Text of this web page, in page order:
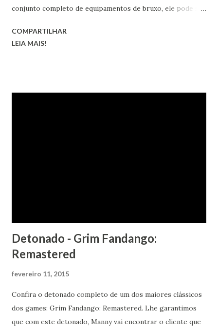
conjunto completo de equipamentos de bruxo, ele pode ser
e grão-mestre.
COMPARTILHAR
LEIA MAIS!
Detonado - Grim Fandango:
Remastered
fevereiro 11, 2015
Confira o detonado completo de um dos maiores clássicos
dos games: Grim Fandango: Remastered. Lhe garantimos
que com este detonado, Manny vai encontrar o cliente que